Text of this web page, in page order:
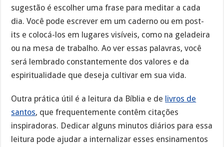
sugestão é escolher uma frase para meditar a cada
dia. Você pode escrever em um caderno ou em post-
its e colocá-los em lugares visíveis, como na geladeira
ou na mesa de trabalho. Ao ver essas palavras, você
será lembrado constantemente dos valores e da
espiritualidade que deseja cultivar em sua vida.
Outra prática útil é a leitura da Bíblia e de livros de
santos, que frequentemente contêm citações
inspiradoras. Dedicar alguns minutos diários para essa
leitura pode ajudar a internalizar esses ensinamentos